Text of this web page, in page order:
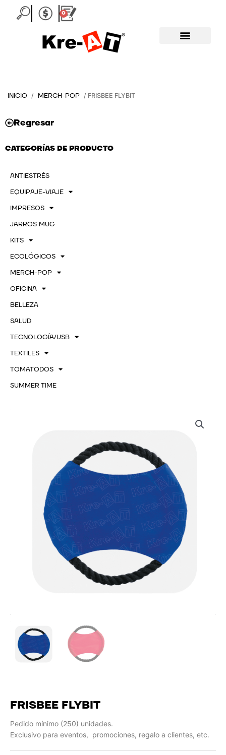
0
Carrito
INICIO / MERCH-POP / FRISBEE FLYBIT
Regresar
CATEGORÍAS DE PRODUCTO
ANTIESTRÉS
EQUIPAJE-VIAJE
IMPRESOS
JARROS MUG
KITS
ECOLÓGICOS
MERCH-POP
OFICINA
BELLEZA
SALUD
TECNOLOGÍA/USB
TEXTILES
TOMATODOS
SUMMER TIME
FRISBEE FLYBIT
Pedido mínimo (250) unidades.
Exclusivo para eventos, promociones, regalo a clientes, etc.